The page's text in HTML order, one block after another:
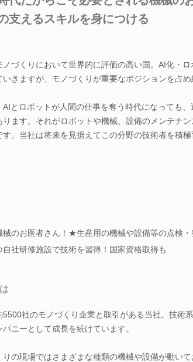
支えるスキルを身につける
づくりにおいて世界的に評価の高い国。AI化・
いきますが、モノづくりが重要なポジションを占め
AIとロボットが人間の仕事を奪う時代になっても
ります。それがロボットや機械、設備のメンテナ
。当社は将来を見据えてこの分野の技術者を積極
のお医者さん！★生産用の機械や設備等の点検
自社研修施設で技術を習得！国家資格取得も
社のモノづくり企業と取引がある当社。技術
パニーとして成長を続けています。
の現場ではさまざまな種類の機械や設備が動い